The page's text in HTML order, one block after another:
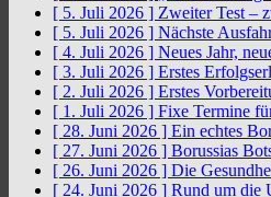
[ 5. Juli 2026 ] Zweiter Test –
[ 5. Juli 2026 ] Nächste
[ 4. Juli 2026 ] Neues Jahr,
[ 3. Juli 2026 ] Erstes
[ 2. Juli 2026 ] Erstes
[ 1. Juli 2026 ] Fixe Termine
[ 28. Juni 2026 ] Ein echtes
[ 27. Juni 2026 ] Borussias
[ 26. Juni 2026 ] Die
[ 24. Juni 2026 ] Rund um die